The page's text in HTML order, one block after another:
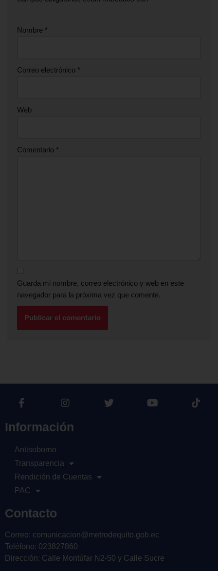
Nombre *
Correo electrónico *
Web
Comentario *
Guarda mi nombre, correo electrónico y web en este
navegador para la próxima vez que comente.
Información
Antisoborno
Transparencia
Rendición de Cuentas
PAC
Contacto
Correo: comunicacion@metrodequito.gob.ec
Teléfono: 023827860
Dirección: Calle Montúfar N2-50 y Calle Sucre